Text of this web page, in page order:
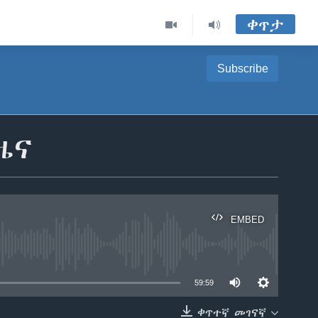
ቀጥታ
Subscribe
EMBED
59:59
ቀጥተኛ መገናኛ